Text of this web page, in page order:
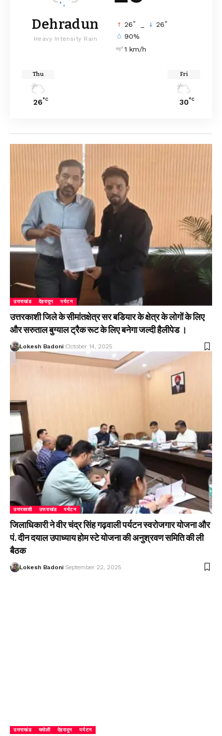
Dehradun
Heavy Intensity Rain
26° 26°
90%
1 km/h
Thu
26°C
Fri
30°C
उत्तराखंड देहरादून पर्यटन
उत्तरकाशी जिले के सीमांतक्षेत्र सर बडियार के क्षेत्र के लोगों के लिए
और सरुताल बुग्याल ट्रैक रूट के लिए बनेगा जल्दी हैलीपेड ।
Lokesh Badoni October 14, 2025
उत्तरकाशी उत्तराखंड पर्यटन
जिलाधिकारी ने वीर चंद्र सिंह गढ़वाली पर्यटन स्वरोजगार योजना और
पं. दीन दयाल उपाध्याय होम स्टे योजना की अनुश्रवण समिति की ली
बैठक
Lokesh Badoni September 22, 2025
उत्तराखंड चमोली देहरादून पर्यटन